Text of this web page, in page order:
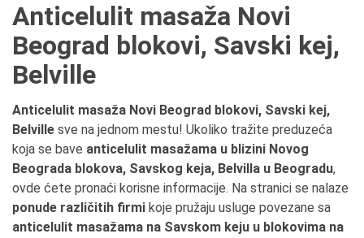
Anticelulit masaža Novi
Beograd blokovi, Savski kej,
Belville
Anticelulit masaža Novi Beograd blokovi, Savski kej,
Belville sve na jednom mestu! Ukoliko tražite preduzeća
koja se bave anticelulit masažama u blizini Novog
Beograda blokova, Savskog keja, Belvilla u Beogradu,
ovde ćete pronaći korisne informacije. Na stranici se nalaze
ponude različitih firmi koje pružaju usluge povezane sa
anticelulit masažama na Savskom keju u blokovima na